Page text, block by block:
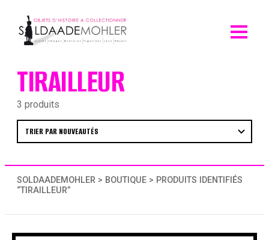
content
TIRAILLEUR
3 produits
SOLDAADEMOHLER > BOUTIQUE > PRODUITS IDENTIFIÉS
“TIRAILLEUR”